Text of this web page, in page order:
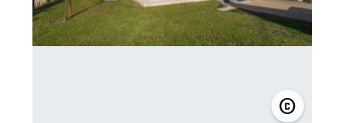
copyright
©